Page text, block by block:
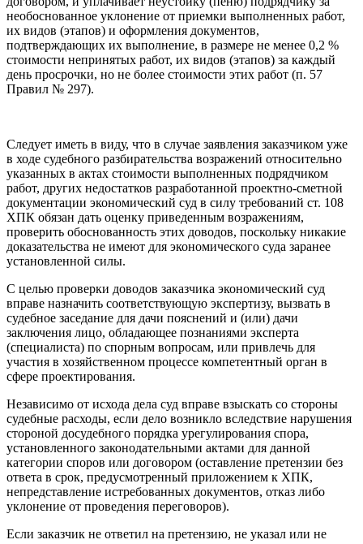
необоснованное уклонение от приемки выполненных работ,
их видов (этапов) и оформления документов,
подтверждающих их выполнение, в размере не менее 0,2 %
стоимости непринятых работ, их видов (этапов) за каждый
день просрочки, но не более стоимости этих работ (п. 57
Правил № 297).
Следует иметь в виду, что в случае заявления заказчиком уже
в ходе судебного разбирательства возражений относительно
указанных в актах стоимости выполненных подрядчиком
работ, других недостатков разработанной проектно-сметной
документации экономический суд в силу требований ст. 108
ХПК обязан дать оценку приведенным возражениям,
проверить обоснованность этих доводов, поскольку никакие
доказательства не имеют для экономического суда заранее
установленной силы.
С целью проверки доводов заказчика экономический суд
вправе назначить соответствующую экспертизу, вызвать в
судебное заседание для дачи пояснений и (или) дачи
заключения лицо, обладающее познаниями эксперта
(специалиста) по спорным вопросам, или привлечь для
участия в хозяйственном процессе компетентный орган в
сфере проектирования.
Независимо от исхода дела суд вправе взыскать со стороны
судебные расходы, если дело возникло вследствие нарушения
стороной досудебного порядка урегулирования спора,
установленного законодательными актами для данной
категории споров или договором (оставление претензии без
ответа в срок, предусмотренный приложением к ХПК,
непредставление истребованных документов, отказ либо
уклонение от проведения переговоров).
Если заказчик не ответил на претензию, не указал или не